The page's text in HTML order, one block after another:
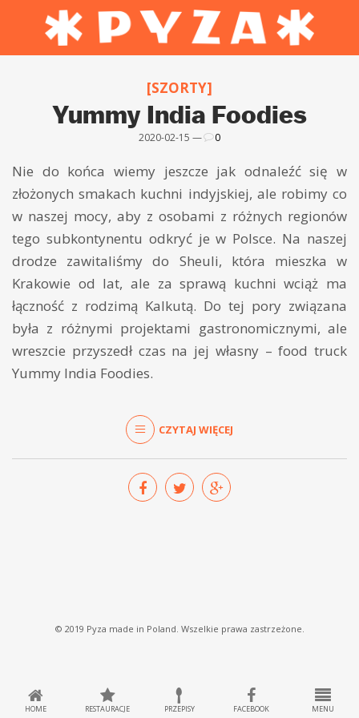
[SZORTY]
Yummy India Foodies
2020-02-15 — 0
Nie do końca wiemy jeszcze jak odnaleźć się w
złożonych smakach kuchni indyjskiej, ale robimy co
w naszej mocy, aby z osobami z różnych regionów
tego subkontynentu odkryć je w Polsce. Na naszej
drodze zawitaliśmy do Sheuli, która mieszka w
Krakowie od lat, ale za sprawą kuchni wciąż ma
łączność z rodzimą Kalkutą. Do tej pory związana
była z różnymi projektami gastronomicznymi, ale
wreszcie przyszedł czas na jej własny – food truck
Yummy India Foodies.
CZYTAJ WIĘCEJ
© 2019 Pyza made in Poland. Wszelkie prawa zastrzeżone.
HOME RESTAURACJE PRZEPISY FACEBOOK MENU